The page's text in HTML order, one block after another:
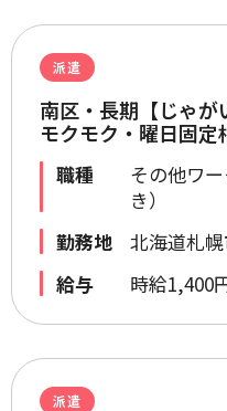
派遣
南区・長期【じゃが
モクモク・曜日固
職種
その他ワ
き）
勤務地
北海道札
給与
時給1,400
派遣